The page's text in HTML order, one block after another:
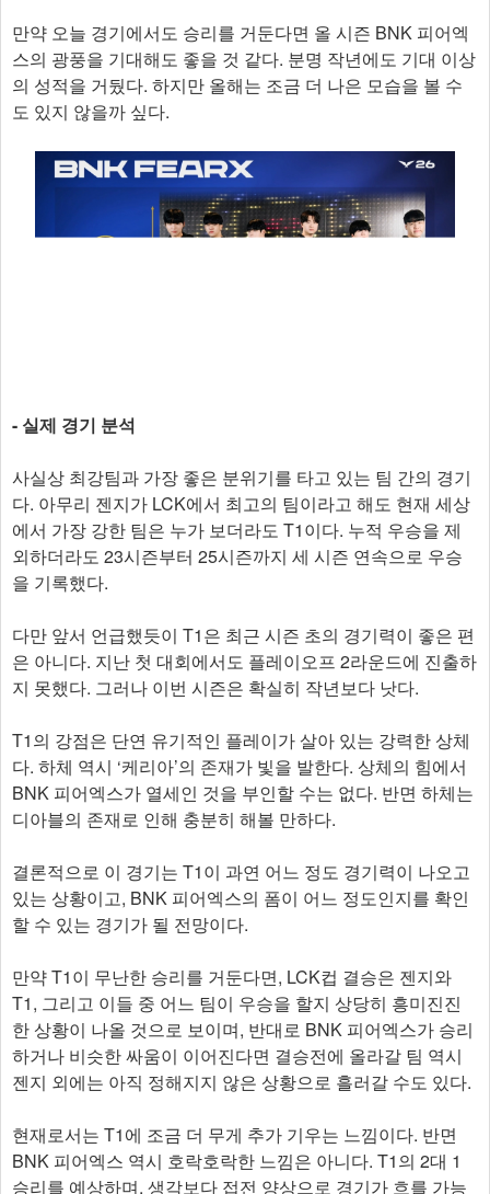
만약 오늘 경기에서도 승리를 거둔다면 올 시즌 BNK 피어엑
스의 광풍을 기대해도 좋을 것 같다. 분명 작년에도 기대 이상
의 성적을 거뒀다. 하지만 올해는 조금 더 나은 모습을 볼 수
도 있지 않을까 싶다.
- 실제 경기 분석
사실상 최강팀과 가장 좋은 분위기를 타고 있는 팀 간의 경기
다. 아무리 젠지가 LCK에서 최고의 팀이라고 해도 현재 세상
에서 가장 강한 팀은 누가 보더라도 T1이다. 누적 우승을 제
외하더라도 23시즌부터 25시즌까지 세 시즌 연속으로 우승
을 기록했다.
다만 앞서 언급했듯이 T1은 최근 시즌 초의 경기력이 좋은 편
은 아니다. 지난 첫 대회에서도 플레이오프 2라운드에 진출하
지 못했다. 그러나 이번 시즌은 확실히 작년보다 낫다.
T1의 강점은 단연 유기적인 플레이가 살아 있는 강력한 상체
다. 하체 역시 ‘케리아’의 존재가 빛을 발한다. 상체의 힘에서
BNK 피어엑스가 열세인 것을 부인할 수는 없다. 반면 하체는
디아블의 존재로 인해 충분히 해볼 만하다.
결론적으로 이 경기는 T1이 과연 어느 정도 경기력이 나오고
있는 상황이고, BNK 피어엑스의 폼이 어느 정도인지를 확인
할 수 있는 경기가 될 전망이다.
만약 T1이 무난한 승리를 거둔다면, LCK컵 결승은 젠지와
T1, 그리고 이들 중 어느 팀이 우승을 할지 상당히 흥미진진
한 상황이 나올 것으로 보이며, 반대로 BNK 피어엑스가 승리
하거나 비슷한 싸움이 이어진다면 결승전에 올라갈 팀 역시
젠지 외에는 아직 정해지지 않은 상황으로 흘러갈 수도 있다.
현재로서는 T1에 조금 더 무게 추가 기우는 느낌이다. 반면
BNK 피어엑스 역시 호락호락한 느낌은 아니다. T1의 2대 1
승리를 예상하며, 생각보다 접전 양상으로 경기가 흐를 가능